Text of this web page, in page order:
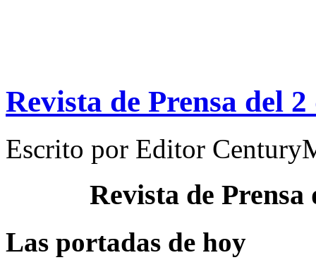
Revista de Prensa del
Escrito por Editor
Revista de
Las portadas de hoy